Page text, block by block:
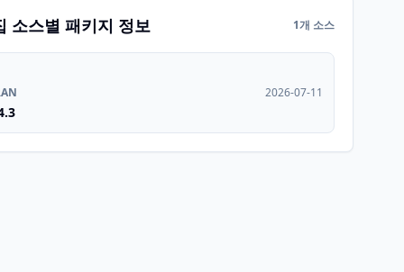
소스별 패키지 정보 1개 소스
2026-07-11